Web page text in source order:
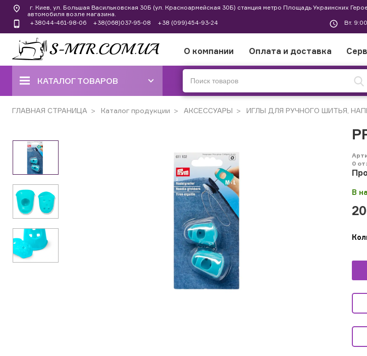
г. Киев, ул. Большая Васильковская 30Б (ул. Красноармейская 30Б) станция метро Площадь Украинских
автомобиля возле магазина.
+38044-461-98-06
+38(068)037-95-08 +38 (099)454-93-24 Вт.
О компании Оплата и доставка
КАТАЛОГ ТОВАРОВ
ШВЕЙНЫЕ МАШИНЫ
ПЛОСКОШОВНЫЕ МАШИНЫ
ШВЕЙНЫЕ МАШИНЫ РУЧНОГО
СТЕЖКА
ВЯЗАЛЬНЫЕ МАШИНЫ
АКСЕССУАРЫ
ГЛАВНАЯ СТРАНИЦА Каталог продукции АКСЕССУАРЫ ИГЛЫ ДЛЯ РУЧНОГО ШИТЬЯ,
0
В